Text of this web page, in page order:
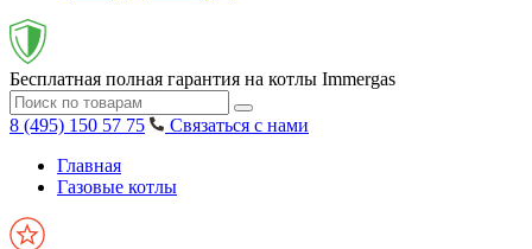
Бесплатная полная гарантия на котлы Immergas
8 (495) 150 57 75
Связаться с нами
Главная
Газовые котлы